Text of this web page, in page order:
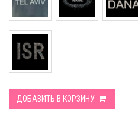
ДОБАВИТЬ В КОРЗИНУ